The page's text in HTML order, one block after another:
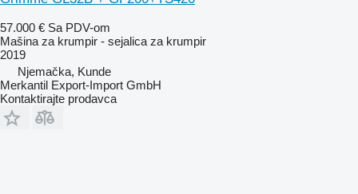
57.000 € Sa PDV-om
Mašina za krumpir - sejalica za krumpir
2019
Njemačka, Kunde
Merkantil Export-Import GmbH
Kontaktirajte prodavca